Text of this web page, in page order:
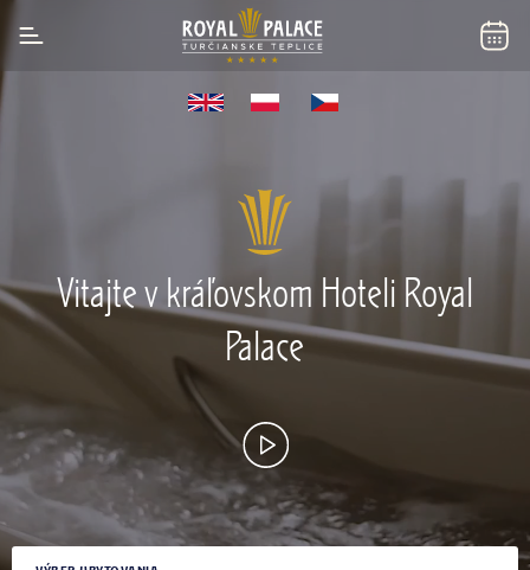
Vitajte v kráľovskom Hoteli Royal
Palace